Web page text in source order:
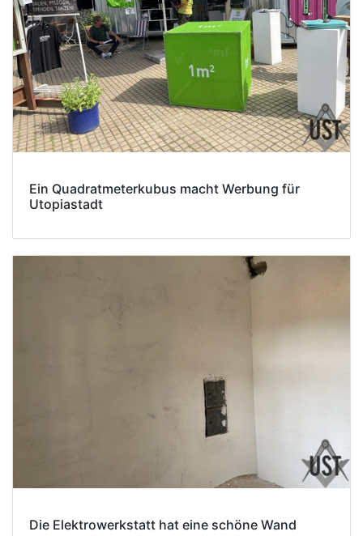
Ein Quadratmeterkubus macht Werbung für
Utopiastadt
Die Elektrowerkstatt hat eine schöne Wand